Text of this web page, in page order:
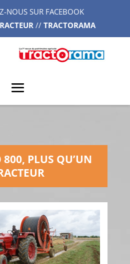
NOUS SUR FACEBOOK
// TRACTORAMA
PLUS QU’UN